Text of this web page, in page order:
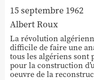
15 septembre 1962
AlbertRoux
La révolution
difficile de faire une
tous les algériens
pour la construction
oeuvre de la